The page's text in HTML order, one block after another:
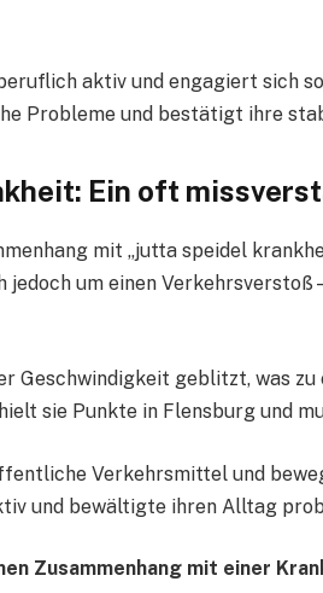
aktiv und engagiert sich
Probleme und bestätigt ihre
Ein oft
mit „jutta speidel
jedoch um einen Verkehrsverstoß
Geschwindigkeit geblitzt, was zu
sie Punkte in Flensburg und
Verkehrsmittel und
und bewältigte ihren Alltag
Zusammenhang mit einer